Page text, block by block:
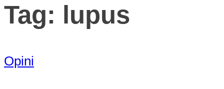
Tag: lupus
Opini